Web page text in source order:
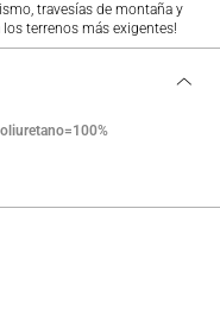
travesías de montaña y
terrenos más exigentes!